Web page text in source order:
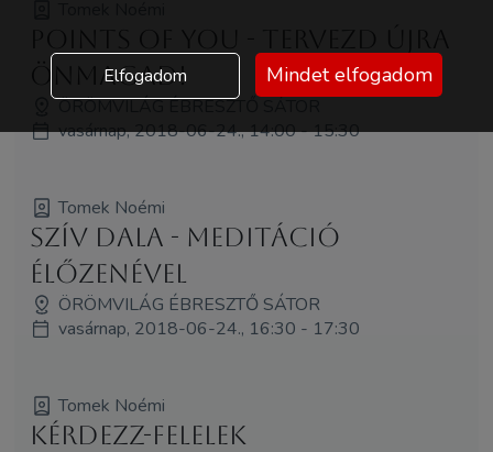
Önmagad!
ÖRÖMVILÁG ÉBRESZTŐ SÁTOR
vasárnap, 2018-06-24., 14:00 - 15:30
Tomek Noémi
Szív dala - meditáció
élőzenével
ÖRÖMVILÁG ÉBRESZTŐ SÁTOR
vasárnap, 2018-06-24., 16:30 - 17:30
Tomek Noémi
Kérdezz-felelek
Elfogadom Mindet elfogadom